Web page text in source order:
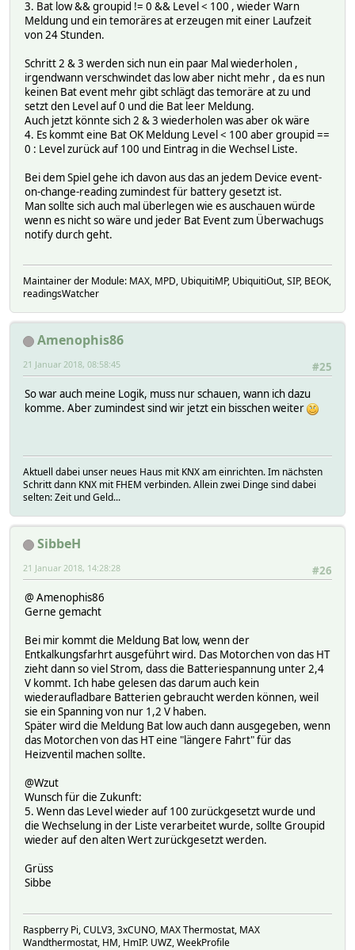
3. Bat low && groupid != 0 && Level < 100 , wieder Warn
Meldung und ein temoräres at erzeugen mit einer Laufzeit
von 24 Stunden.
Schritt 2 & 3 werden sich nun ein paar Mal wiederholen ,
irgendwann verschwindet das low aber nicht mehr , da es nun
keinen Bat event mehr gibt schlägt das temoräre at zu und
setzt den Level auf 0 und die Bat leer Meldung.
Auch jetzt könnte sich 2 & 3 wiederholen was aber ok wäre
4. Es kommt eine Bat OK Meldung Level < 100 aber groupid ==
0 : Level zurück auf 100 und Eintrag in die Wechsel Liste.
Bei dem Spiel gehe ich davon aus das an jedem Device event-
on-change-reading zumindest für battery gesetzt ist.
Man sollte sich auch mal überlegen wie es auschauen würde
wenn es nicht so wäre und jeder Bat Event zum Überwachugs
notify durch geht.
Maintainer der Module: MAX, MPD, UbiquitiMP, UbiquitiOut, SIP, BEOK,
readingsWatcher
Amenophis86
#25
21 Januar 2018, 08:58:45
So war auch meine Logik, muss nur schauen, wann ich dazu
komme. Aber zumindest sind wir jetzt ein bisschen weiter
Aktuell dabei unser neues Haus mit KNX am einrichten. Im nächsten
Schritt dann KNX mit FHEM verbinden. Allein zwei Dinge sind dabei
selten: Zeit und Geld...
SibbeH
#26
21 Januar 2018, 14:28:28
@ Amenophis86
Gerne gemacht
Bei mir kommt die Meldung Bat low, wenn der
Entkalkungsfarhrt ausgeführt wird. Das Motorchen von das HT
zieht dann so viel Strom, dass die Batteriespannung unter 2,4
V kommt. Ich habe gelesen das darum auch kein
wiederaufladbare Batterien gebraucht werden können, weil
sie ein Spanning von nur 1,2 V haben.
Später wird die Meldung Bat low auch dann ausgegeben, wenn
das Motorchen von das HT eine "längere Fahrt" für das
Heizventil machen sollte.
@Wzut
Wunsch für die Zukunft:
5. Wenn das Level wieder auf 100 zurückgesetzt wurde und
die Wechselung in der Liste verarbeitet wurde, sollte Groupid
wieder auf den alten Wert zurückgesetzt werden.
Grüss
Sibbe
Raspberry Pi, CULV3, 3xCUNO, MAX Thermostat, MAX
Wandthermostat, HM, HmIP. UWZ, WeekProfile